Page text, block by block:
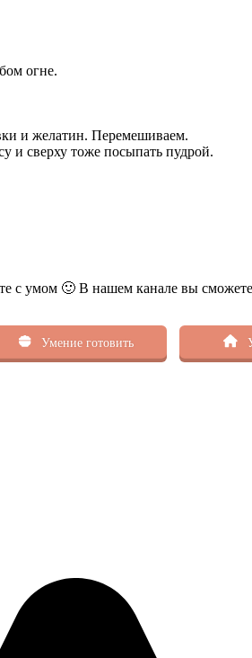
огне.
и желатин. Перемешиваем.
и сверху тоже посыпать пудрой.
с умом 🙂 В нашем канале вы
Умение готовить